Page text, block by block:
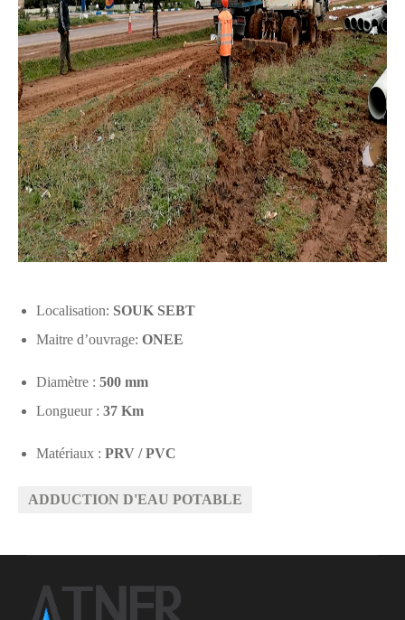
Localisation: SOUK SEBT
Maitre d’ouvrage: ONEE
Diamètre : 500 mm
Longueur : 37 Km
Matériaux : PRV / PVC
ADDUCTION D'EAU POTABLE